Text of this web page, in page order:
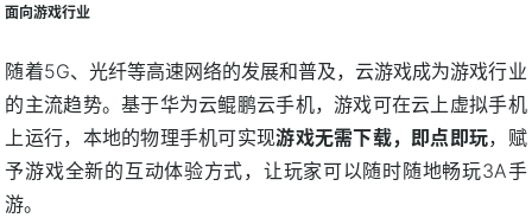
面向游戏行业
随着5G、光纤等高速网络的发展和普及，云游戏成为游戏行业
的主流趋势。基于华为云鲲鹏云手机，游戏可在云上虚拟手机
上运行，本地的物理手机可实现游戏无需下载，即点即玩，赋
予游戏全新的互动体验方式，让玩家可以随时随地畅玩3A手
游。